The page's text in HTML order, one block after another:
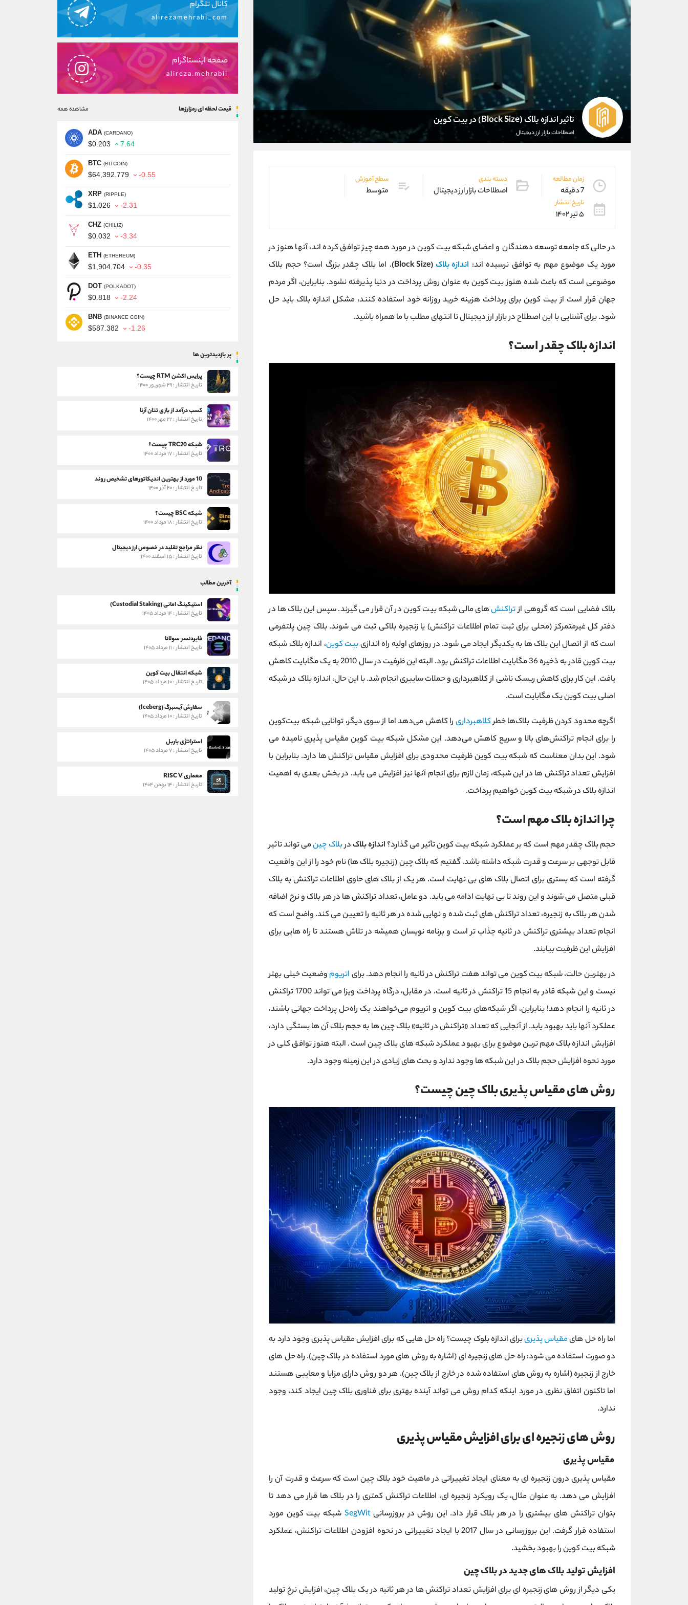
تاثیر اندازه بلاک (Block Size) در بیت کوین
اصطلاحات بازار ارز دیجیتال
زمان مطالعه
7 دقیقه
دسته بندی
اصطلاحات بازار ارز دیجیتال
سطح آموزش
متوسط
تاریخ انتشار
۵ تیر ۱۴۰۲
در حالی که جامعه توسعه دهندگان و اعضای شبکه بیت کوین در مورد همه چیز توافق کرده اند، آنها هنوز در
مورد یک موضوع مهم به توافق نرسیده اند: اندازه بلاک (
Block Size
). اما بلاک چقدر بزرگ است؟ حجم بلاک
موضوعی است که باعث شده هنوز بیت کوین به عنوان روش پرداخت در دنیا پذیرفته نشود. بنابراین، اگر مردم
جهان قرار است از بیت کوین برای پرداخت هزینه خرید روزانه خود استفاده کنند، مشکل اندازه بلاک باید حل
شود. برای آشنایی با این اصطلاح در بازار ارز دیجیتال تا انتهای مطلب با ما همراه باشید.
اندازه بلاک چقدر است؟
بلاک فضایی است که گروهی ازتراکنشهای مالی شبکه بیت کوین در آن قرار می گیرند. سپس این بلاک ها در
دفتر کل غیرمتمرکز (محلی برای ثبت تمام اطلاعات تراکنش) یا زنجیره بلاکی ثبت می شوند. بلاک چین پلتفرمی
است که از اتصال این بلاک ها به یکدیگر ایجاد می شود. در روزهای اولیه راه اندازیبیت کوین، اندازه بلاک شبکه
بیت کوین قادر به ذخیره 36 مگابایت اطلاعات تراکنش بود. البته این ظرفیت در سال 2010 به یک مگابایت کاهش
یافت. این کار برای کاهش ریسک ناشی از کلاهبرداری و حملات سایبری انجام شد. با این حال، اندازه بلاک در شبکه
اصلی بیت کوین یک مگابایت است.
اگرچه محدود کردن ظرفیت بلاک‌ها خطرکلاهبرداری را کاهش می‌دهد اما از سوی دیگر، توانایی شبکه بیت‌کوین
را برای انجام تراکنش‌های بالا و سریع کاهش می‌دهد. این مشکل شبکه بیت کوین مقیاس پذیری نامیده می
شود. این بدان معناست که شبکه بیت کوین ظرفیت محدودی برای افزایش مقیاس تراکنش ها دارد. بنابراین با
افزایش تعداد تراکنش ها در این شبکه، زمان لازم برای انجام آنها نیز افزایش می یابد. در بخش بعدی به اهمیت
اندازه بلاک در شبکه بیت کوین خواهیم پرداخت.
چرا اندازه بلاک مهم است؟
حجم بلاک چقدر مهم است که بر عملکرد شبکه بیت کوین تأثیر می گذارد؟ اندازه بلاکدربلاک چینمی تواند تاثیر
قابل توجهی بر سرعت و قدرت شبکه داشته باشد. گفتیم که بلاک چین (زنجیره بلاک ها) نام خود را از این واقعیت
گرفته است که بستری برای اتصال بلاک های بی نهایت است. هر یک از بلاک های حاوی اطلاعات تراکنش به بلاک
قبلی متصل می شوند و این روند تا بی نهایت ادامه می یابد. دو عامل، تعداد تراکنش ها در هر بلاک و نرخ اضافه
شدن هر بلاک به زنجیره، تعداد تراکنش های ثبت شده و نهایی شده در هر ثانیه را تعیین می کند. واضح است که
انجام تعداد بیشتری تراکنش در ثانیه جذاب تر است و برنامه نویسان همیشه در تلاش هستند تا راه هایی برای
افزایش این ظرفیت بیابند.
در بهترین حالت، شبکه بیت کوین می تواند هفت تراکنش در ثانیه را انجام دهد. برای اتریوم وضعیت خیلی بهتر
نیست و این شبکه قادر به انجام 15 تراکنش در ثانیه است. در مقابل، درگاه پرداخت ویزا می تواند 1700 تراکنش
در ثانیه را انجام دهد! بنابراین، اگر شبکه‌های بیت‌ کوین و اتریوم می‌خواهند یک راه‌حل پرداخت جهانی باشند،
عملکرد آنها باید بهبود یابد. از آنجایی که تعداد «تراکنش در ثانیه» بلاک چین ها به حجم بلاک آن ها بستگی دارد،
افزایش اندازه بلاک مهم ترین موضوع برای بهبود عملکرد شبکه های بلاک چین است. البته هنوز توافق کلی در
مورد نحوه افزایش حجم بلاک در این شبکه ها وجود ندارد و بحث های زیادی در این زمینه وجود دارد.
روش های مقیاس پذیری بلاک چین چیست؟
اما راه حل هایمقیاس پذیریبرای اندازه بلوک چیست؟ راه حل هایی که برای افزایش مقیاس پذیری وجود دارد به
دو صورت استفاده می شود: راه حل های زنجیره ای (اشاره به روش های مورد استفاده در بلاک چین). راه حل های
خارج از زنجیره (اشاره به روش های استفاده شده در خارج از بلاک چین). هر دو روش دارای مزایا و معایبی هستند
اما تاکنون اتفاق نظری در مورد اینکه کدام روش می تواند آینده بهتری برای فناوری بلاک چین ایجاد کند، وجود
ندارد.
روش های زنجیره ای برای افزایش مقیاس پذیری
مقیاس پذیری
مقیاس پذیری درون زنجیره ای به معنای ایجاد تغییراتی در ماهیت خود بلاک چین است که سرعت و قدرت آن را
افزایش می دهد. به عنوان مثال، یک رویکرد زنجیره ای، اطلاعات تراکنش کمتری را در بلاک ها قرار می دهد تا
بتوان تراکنش های بیشتری را در هر بلاک قرار داد. این روش در بروزرسانیSegWit شبکه بیت کوین مورد
استفاده قرار گرفت. این بروزرسانی در سال 2017 با ایجاد تغییراتی در نحوه افزودن اطلاعات تراکنش، عملکرد
شبکه بیت کوین را بهبود بخشید.
افزایش تولید بلاک های جدید در بلاک چین
یکی دیگر از روش های زنجیره ای برای افزایش تعداد تراکنش ها در هر ثانیه در یک بلاک چین، افزایش نرخ تولید
کانال تلگرام
alirezamehrabi_com
صفحه اینستاگرام
alireza.mehrabii
قیمت لحظه ای رمزارزها مشاهده همه
ADA (CARDANO)
$0.203 7.64
BTC (BITCOIN)
$64,392.779 -0.55
XRP (RIPPLE)
$1.026 -2.31
CHZ (CHILIZ)
$0.032 -3.34
ETH (ETHEREUM)
$1,904.704 -0.35
DOT (POLKADOT)
$0.818 -2.24
BNB (BINANCE COIN)
$587.382 -1.26
پر بازدیدترین ها
پرایس اکشن RTM چیست؟
تاریخ انتشار : ۲۹ شهریور ۱۴۰۰
کسب درآمد از بازی تتان آرنا
تاریخ انتشار : ۲۲ مهر ۱۴۰۰
شبکه TRC20 چیست؟
تاریخ انتشار : ۱۷ مرداد ۱۴۰۰
10 مورد از بهترین اندیکاتورهای تشخیص روند
تاریخ انتشار : ۲۰ آذر ۱۴۰۰
شبکه BSC چیست؟
تاریخ انتشار : ۱۸ مرداد ۱۴۰۰
نظر مراجع تقلید در خصوص ارز دیجیتال
تاریخ انتشار : ۱۵ اسفند ۱۴۰۰
آخرین مطالب
استیکینگ امانی (Custodial Staking)
تاریخ انتشار : ۱۴ مرداد ۱۴۰۵
فایردنسر سولانا
تاریخ انتشار : ۱۱ مرداد ۱۴۰۵
شبکه انتقال بیت کوین
تاریخ انتشار : ۱۰ مرداد ۱۴۰۵
سفارش آیسبرگ (Iceberg)
تاریخ انتشار : ۱۰ مرداد ۱۴۰۵
استراتژی باربل
تاریخ انتشار : ۷ مرداد ۱۴۰۵
معماری RISC V
تاریخ انتشار : ۱۴ بهمن ۱۴۰۴